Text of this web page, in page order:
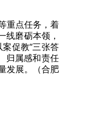
重点任务，着
线磨砺本领，
促教“三张答
归属感和责任
发展。（合肥